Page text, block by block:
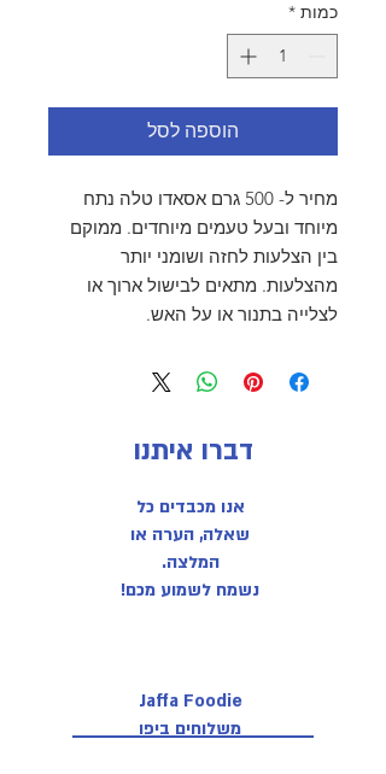
כמות *
הוספה לסל
מחיר ל- 500 גרם אסאדו טלה נתח
מיוחד ובעל טעמים מיוחדים. ממוקם
בין הצלעות לחזה ושומני יותר
מהצלעות. מתאים לבישול ארוך או
לצלייה בתנור או על האש.
אנו מכבדים כל
שאלה, הערה או
המלצה.
נשמח לשמוע מכם!
Jaffa Foodie
משלוחים ביפו
דברו איתנו